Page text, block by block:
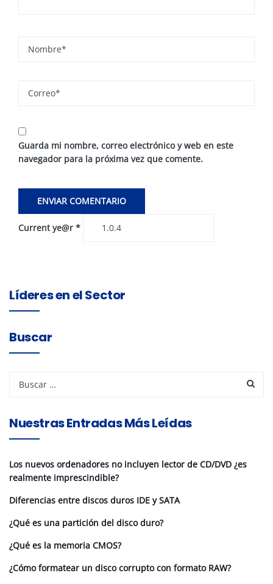
Guarda mi nombre, correo electrónico y web en este
navegador para la próxima vez que comente.
Current ye@r *
Líderes en el Sector
Buscar
Nuestras Entradas Más Leídas
Los nuevos ordenadores no incluyen lector de CD/DVD ¿es
realmente imprescindible?
Diferencias entre discos duros IDE y SATA
¿Qué es una partición del disco duro?
¿Qué es la memoria CMOS?
¿Cómo formatear un disco corrupto con formato RAW?